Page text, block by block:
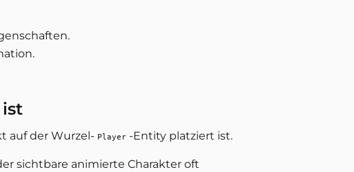
auf der Wurzel- Player -Entity platziert ist.
sichtbare animierte Charakter oft